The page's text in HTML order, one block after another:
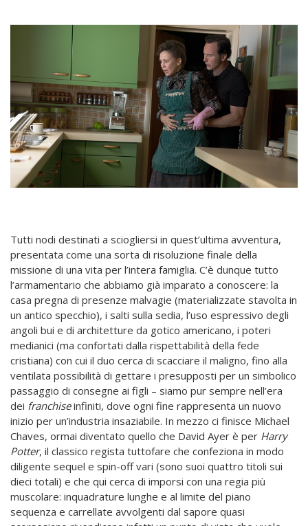
Tutti nodi destinati a sciogliersi in quest’ultima avventura,
presentata come una sorta di risoluzione finale della
missione di una vita per l’intera famiglia. C’è dunque tutto
l’armamentario che abbiamo già imparato a conoscere: la
casa pregna di presenze malvagie (materializzate stavolta in
un antico specchio), i salti sulla sedia, l’uso espressivo degli
angoli bui e di architetture da gotico americano, i poteri
medianici (ma confortati dalla rispettabilità della fede
cristiana) con cui il duo cerca di scacciare il maligno, fino alla
ventilata possibilità di gettare i presupposti per un simbolico
passaggio di consegne ai figli – siamo pur sempre nell’era
dei franchiseinfiniti, dove ogni fine rappresenta un nuovo
inizio per un’industria insaziabile. In mezzo ci finisce Michael
Chaves, ormai diventato quello che David Ayer è per Harry
Potter, il classico regista tuttofare che confeziona in modo
diligente sequel e spin-off vari (sono suoi quattro titoli sui
dieci totali) e che qui cerca di imporsi con una regia più
muscolare: inquadrature lunghe e al limite del piano
sequenza e carrellate avvolgenti dal sapore quasi